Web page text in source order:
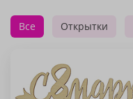
Все Открытки